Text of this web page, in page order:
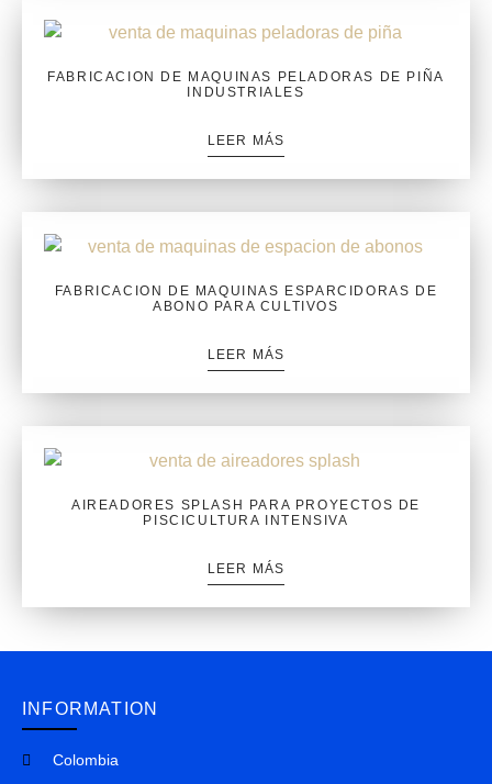
FABRICACION DE MAQUINAS PELADORAS DE PIÑA
INDUSTRIALES
LEER MÁS
FABRICACION DE MAQUINAS ESPARCIDORAS DE
ABONO PARA CULTIVOS
LEER MÁS
AIREADORES SPLASH PARA PROYECTOS DE
PISCICULTURA INTENSIVA
LEER MÁS
INFORMATION
Colombia